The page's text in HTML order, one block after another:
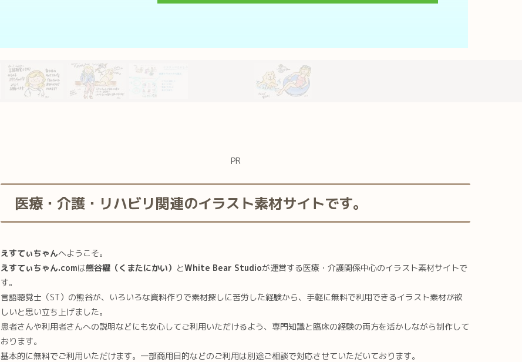
PR
医療・介護・リハビリ関連のイラスト素材サイトです。
えすてぃちゃんへようこそ。
えすてぃちゃん.comは熊谷櫂（くまたにかい） とWhite Bear Studioが運営する医療・介護関係中心のイラスト素材サイトで
す。
言語聴覚士（ST）の熊谷が、いろいろな資料作りで素材探しに苦労した経験から、手軽に無料で利用できるイラスト素材が欲
しいと思い立ち上げました。
患者さんや利用者さんへの説明などにも安心してご利用いただけるよう、専門知識と臨床の経験の両方を活かしながら制作して
おります。
基本的に無料でご利用いただけます。一部商用目的などのご利用は別途ご相談で対応させていただいております。